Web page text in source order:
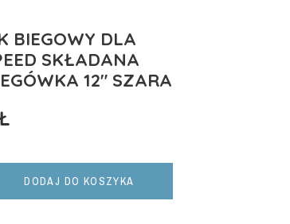
BIEGOWY DLA
SKŁADANA
12" SZARA
DODAJ DO KOSZYKA